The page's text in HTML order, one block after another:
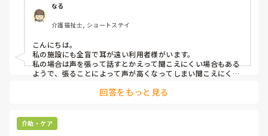
みなさんの職場で、このような方と関わる際に工夫している
ことや、喉に負担をかけずに意思疎通ができる良い方法など
よろしくお願いします。
なる
介護福祉士, ショートステイ
こんにちは。
私の施設にも全盲で耳が遠い利用者様がいます。
私の場合は声を張って話すとかえって聞こえにくい場合もある
ようで、張ることによって声が高くなってしまい聞こえにくい
回答をもっと見る
介助・ケア